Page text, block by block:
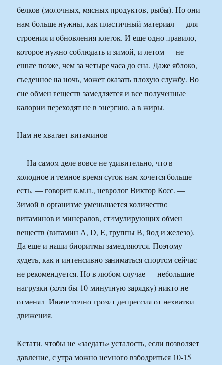
белков (молочных, мясных продуктов, рыбы). Но они
нам больше нужны, как пластичный материал — для
строения и обновления клеток. И еще одно правило,
которое нужно соблюдать и зимой, и летом — не
ешьте позже, чем за четыре часа до сна. Даже яблоко,
съеденное на ночь, может оказать плохую службу. Во
сне обмен веществ замедляется и все полученные
калории переходят не в энергию, а в жиры.
Нам не хватает витаминов
— На самом деле вовсе не удивительно, что в
холодное и темное время суток нам хочется больше
есть, — говорит к.м.н., невролог Виктор Косс. —
Зимой в организме уменьшается количество
витаминов и минералов, стимулирующих обмен
веществ (витамин А, D, Е, группы В, йод и железо).
Да еще и наши биоритмы замедляются. Поэтому
худеть, как и интенсивно заниматься спортом сейчас
не рекомендуется. Но в любом случае — небольшие
нагрузки (хотя бы 10-минутную зарядку) никто не
отменял. Иначе точно грозит депрессия от нехватки
движения.
Кстати, чтобы не «заедать» усталость, если позволяет
давление, с утра можно немного взбодриться 10-15